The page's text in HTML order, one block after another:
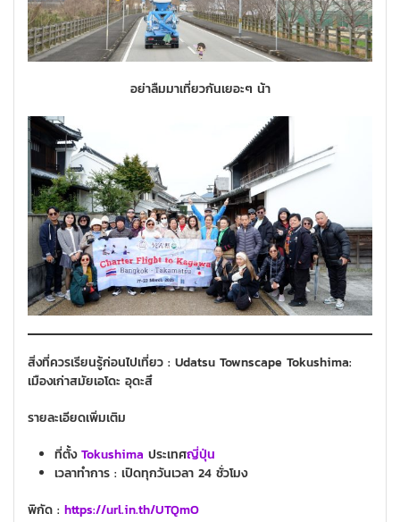
อย่าลืมมาเที่ยวกันเยอะๆ น้า
สิ่งที่ควรเรียนรู้ก่อนไปเที่ยว : Udatsu Townscape Tokushima:
เมืองเก่าสมัยเอโดะ อุดะสึ
รายละเอียดเพิ่มเติม
ที่ตั้งTokushima ประเทศญี่ปุ่น
เวลาทำการ : เปิดทุกวันเวลา 24 ชั่วโมง
พิกัด : https://url.in.th/UTQmO